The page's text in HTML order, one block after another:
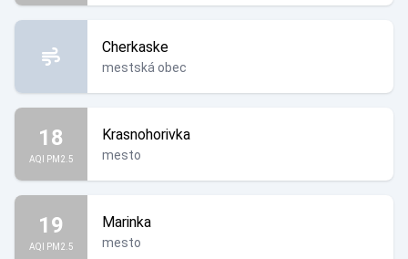
Cherkaske
mestská obec
18
AQI PM2.5
Krasnohorivka
mesto
19
AQI PM2.5
Marinka
mesto